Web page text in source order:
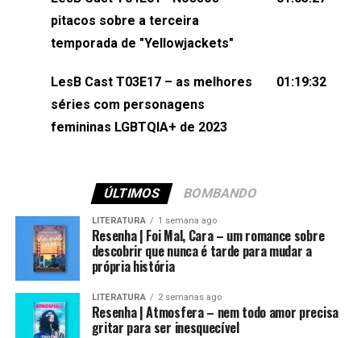
(⁠⁠⁠⁠@brunarfentanes⁠⁠⁠⁠) e Pollyelly FlorêncioEdição de
Naiady Machado
pitacos sobre a terceira
temporada de "Yellowjackets"
LesB Cast T03E17 – as melhores
séries com personagens
femininas LGBTQIA+ de 2023
01:19:32
ÚLTIMOS BOMBANDO
LITERATURA 1 semana ago
Resenha | Foi Mal, Cara – um romance sobre
descobrir que nunca é tarde para mudar a
própria história
LITERATURA 2 semanas ago
Resenha | Atmosfera – nem todo amor precisa
gritar para ser inesquecível